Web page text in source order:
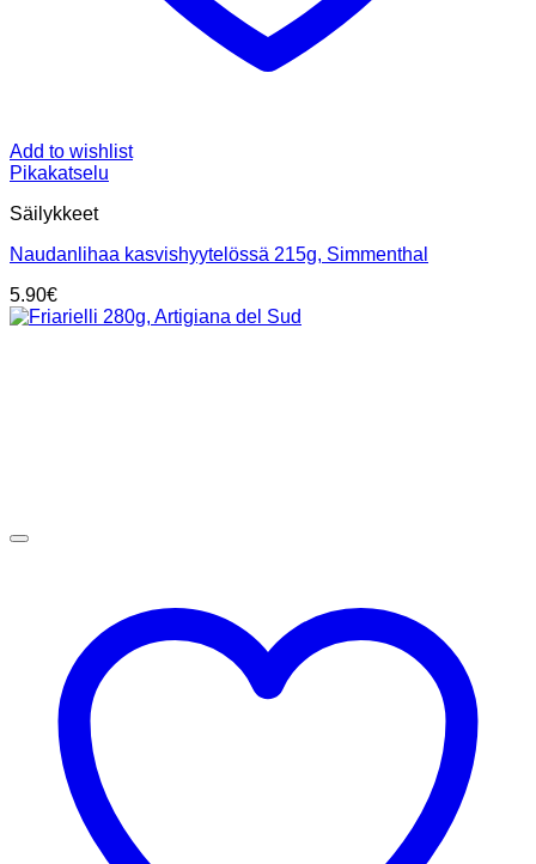
Add to wishlist
Pikakatselu
Säilykkeet
Naudanlihaa kasvishyytelössä 215g, Simmenthal
5.90€